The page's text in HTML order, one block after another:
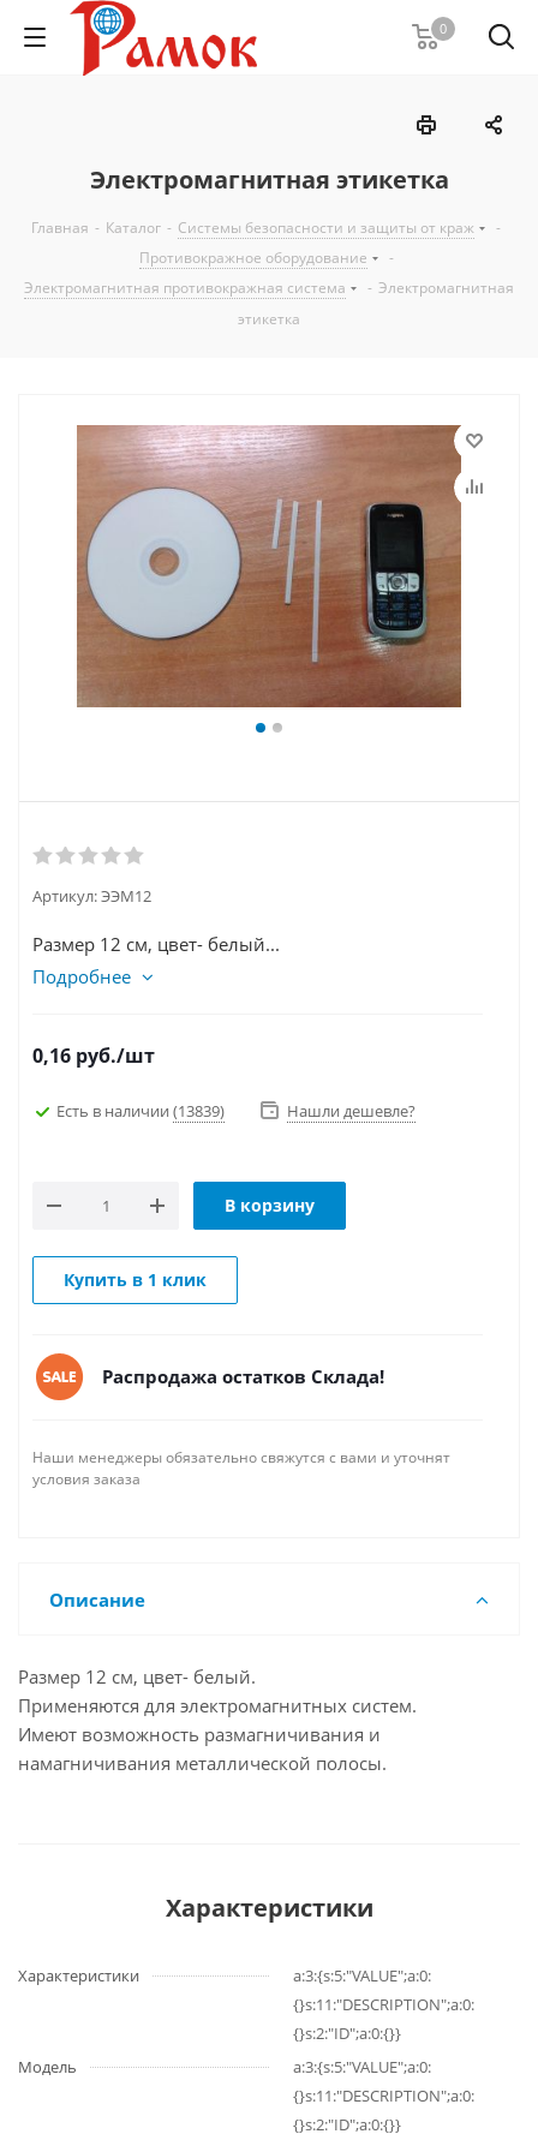
0
Электромагнитная этикетка
Главная - Каталог - Системы безопасности и защиты от краж
-
Противокражное оборудование
-
Электромагнитная противокражная система
- Электромагнитная
этикетка
Артикул:ЭЭМ12
Размер 12 см, цвет- белый...
Подробнее
0,16 руб./шт
Есть в наличии (13839) Нашли дешевле?
В корзину
Купить в 1 клик
Распродажа остатков Склада!
Наши менеджеры обязательно свяжутся с вами и уточнят
условия заказа
Описание
Размер 12 см, цвет- белый.
Применяются для электромагнитных систем.
Имеют возможность размагничивания и
намагничивания металлической полосы.
Характеристики
Характеристики
a:3:{s:5:"VALUE";a:0:
{}s:11:"DESCRIPTION";a:0:
{}s:2:"ID";a:0:{}}
Модель
a:3:{s:5:"VALUE";a:0:
{}s:11:"DESCRIPTION";a:0:
{}s:2:"ID";a:0:{}}